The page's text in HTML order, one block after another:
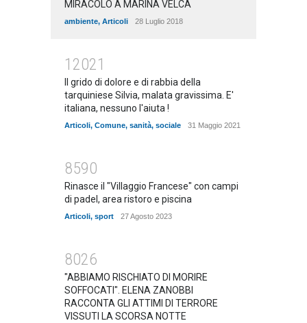
MIRACOLO A MARINA VELCA
ambiente, Articoli 28 Luglio 2018
12021
Il grido di dolore e di rabbia della
tarquiniese Silvia, malata gravissima. E'
italiana, nessuno l'aiuta !
Articoli, Comune, sanità, sociale 31 Maggio 2021
8590
Rinasce il "Villaggio Francese" con campi
di padel, area ristoro e piscina
Articoli, sport 27 Agosto 2023
8026
"ABBIAMO RISCHIATO DI MORIRE
SOFFOCATI". ELENA ZANOBBI
RACCONTA GLI ATTIMI DI TERRORE
VISSUTI LA SCORSA NOTTE